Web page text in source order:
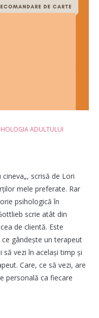
ADULTULUI
scrisă de Lori
mele preferate. Rar
psihologică în
scrie atât din
de clientă. Este
gândește un terapeut
vezi în același timp și
Care, ce să vezi, are
personală ca fiecare